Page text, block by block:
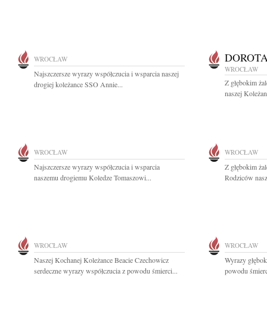
WROCŁAW
Najszczersze wyrazy współczucia i wsparcia naszej
drogiej koleżance SSO Annie...
WROCŁAW
Z głębokim
naszej
WROCŁAW
Najszczersze wyrazy współczucia i wsparcia
naszemu drogiemu Koledze Tomaszowi...
WROCŁAW
Z głębokim
Rodziców
WROCŁAW
Naszej Kochanej Koleżance Beacie Czechowicz
serdeczne wyrazy współczucia z powodu śmierci...
WROCŁAW
Wyrazy
powodu